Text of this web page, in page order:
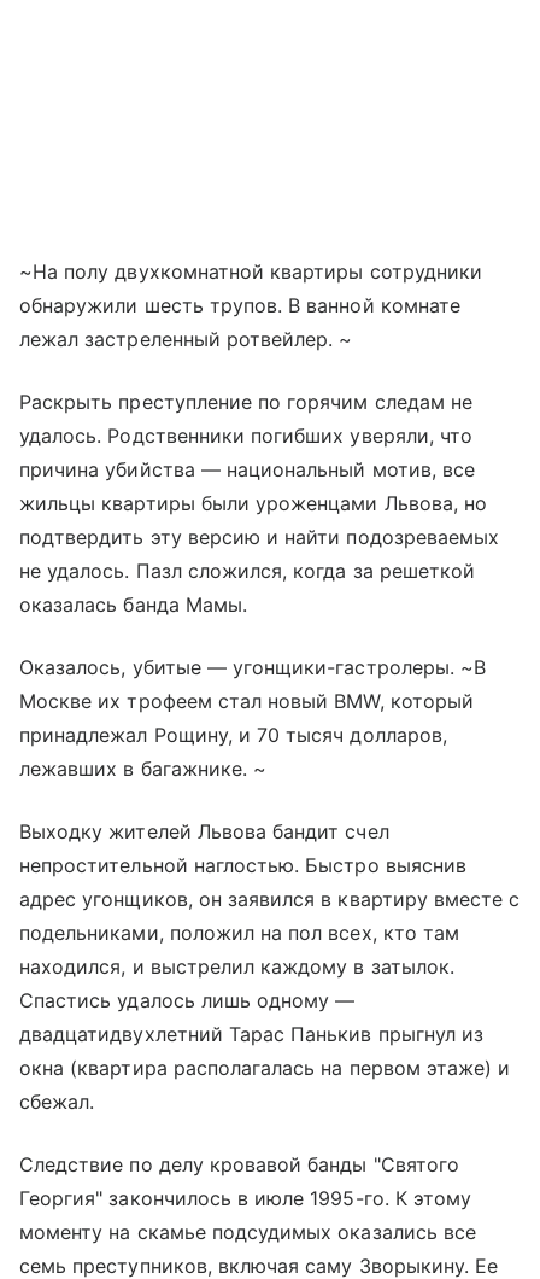
~На полу двухкомнатной квартиры сотрудники
обнаружили шесть трупов. В ванной комнате
лежал застреленный ротвейлер. ~
Раскрыть преступление по горячим следам не
удалось. Родственники погибших уверяли, что
причина убийства — национальный мотив, все
жильцы квартиры были уроженцами Львова, но
подтвердить эту версию и найти подозреваемых
не удалось. Пазл сложился, когда за решеткой
оказалась банда Мамы.
Оказалось, убитые — угонщики-гастролеры. ~В
Москве их трофеем стал новый BMW, который
принадлежал Рощину, и 70 тысяч долларов,
лежавших в багажнике. ~
Выходку жителей Львова бандит счел
непростительной наглостью. Быстро выяснив
адрес угонщиков, он заявился в квартиру вместе с
подельниками, положил на пол всех, кто там
находился, и выстрелил каждому в затылок.
Спастись удалось лишь одному —
двадцатидвухлетний Тарас Панькив прыгнул из
окна (квартира располагалась на первом этаже) и
сбежал.
Следствие по делу кровавой банды "Святого
Георгия" закончилось в июле 1995-го. К этому
моменту на скамье подсудимых оказались все
семь преступников, включая саму Зворыкину. Ее